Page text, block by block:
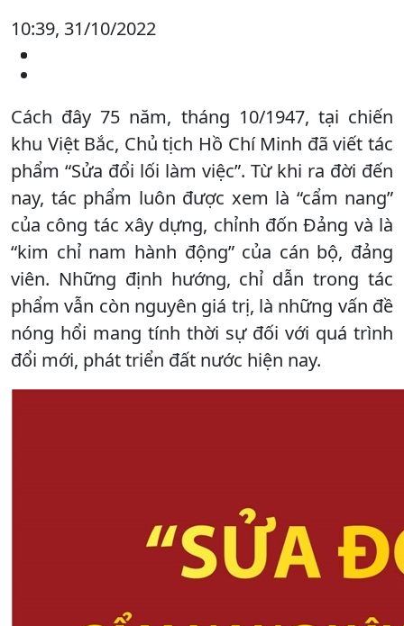
10:39, 31/10/2022
Cách đây 75 năm, tháng 10/1947, tại chiến
khu Việt Bắc, Chủ tịch Hồ Chí Minh đã viết tác
phẩm “Sửa đổi lối làm việc”. Từ khi ra đời đến
nay, tác phẩm luôn được xem là “cẩm nang”
của công tác xây dựng, chỉnh đốn Đảng và là
“kim chỉ nam hành động” của cán bộ, đảng
viên. Những định hướng, chỉ dẫn trong tác
phẩm vẫn còn nguyên giá trị, là những vấn đề
nóng hổi mang tính thời sự đối với quá trình
đổi mới, phát triển đất nước hiện nay.